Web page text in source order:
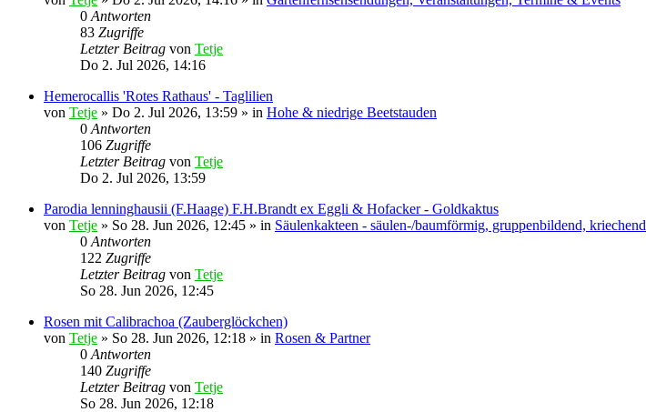
0 Antworten
83 Zugriffe
Letzter Beitrag von Tetje
Do 2. Jul 2026, 14:16
Hemerocallis 'Rotes Rathaus' - Taglilien
von Tetje » Do 2. Jul 2026, 13:59 » in Hohe & niedrige Beetstauden
0 Antworten
106 Zugriffe
Letzter Beitrag von Tetje
Do 2. Jul 2026, 13:59
Parodia lenninghausii (F.Haage) F.H.Brandt ex Eggli & Hofacker - Goldkaktus
von Tetje » So 28. Jun 2026, 12:45 » in Säulenkakteen - säulen-/baumförmig, gruppenbildend, kriechend
0 Antworten
122 Zugriffe
Letzter Beitrag von Tetje
So 28. Jun 2026, 12:45
Rosen mit Calibrachoa (Zauberglöckchen)
von Tetje » So 28. Jun 2026, 12:18 » in Rosen & Partner
0 Antworten
140 Zugriffe
Letzter Beitrag von Tetje
So 28. Jun 2026, 12:18